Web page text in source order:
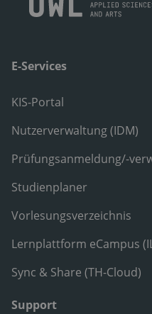
E-Services
KIS-Portal
Nutzerverwaltung (IDM)
Prüfungsanmeldung/-
Studienplaner
Vorlesungsverzeichnis
Lernplattform eCampus
Sync & Share (TH-Cloud)
Support